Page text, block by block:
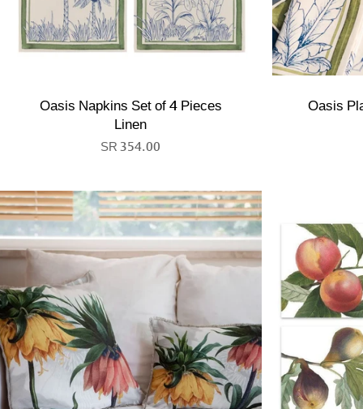
Oasis
Oasis Napkins Set of 4 Pieces
Linen
354.00 SR